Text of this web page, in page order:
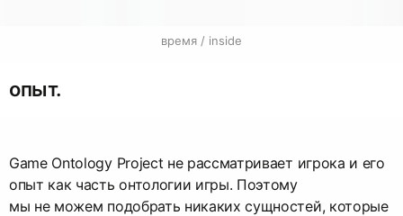
время / inside
опыт.
Game Ontology Project не рассматривает игрока и его
опыт как часть онтологии игры. Поэтому
мы не можем подобрать никаких сущностей, которые